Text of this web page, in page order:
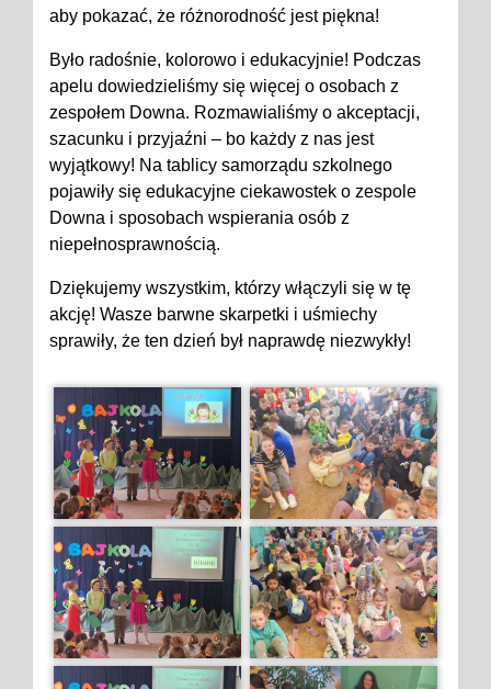
aby pokazać, że różnorodność jest piękna!
Było radośnie, kolorowo i edukacyjnie! Podczas
apelu dowiedzieliśmy się więcej o osobach z
zespołem Downa. Rozmawialiśmy o akceptacji,
szacunku i przyjaźni – bo każdy z nas jest
wyjątkowy! Na tablicy samorządu szkolnego
pojawiły się edukacyjne ciekawostek o zespole
Downa i sposobach wspierania osób z
niepełnosprawnością.
Dziękujemy wszystkim, którzy włączyli się w tę
akcję! Wasze barwne skarpetki i uśmiechy
sprawiły, że ten dzień był naprawdę niezwykły!